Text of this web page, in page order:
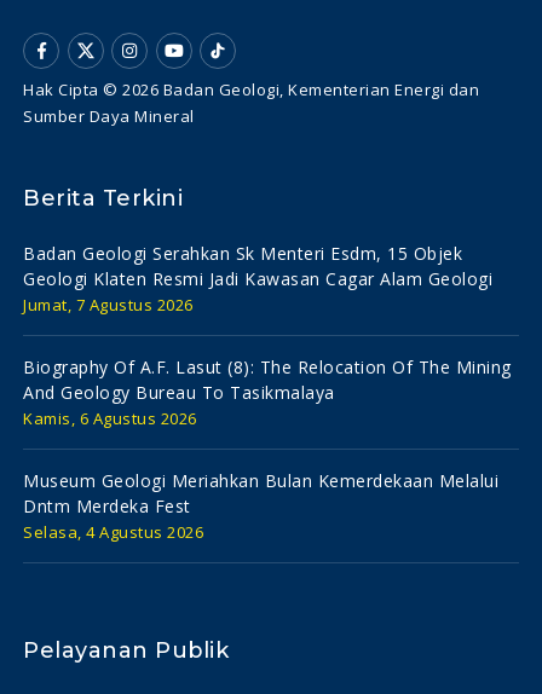
Hak Cipta © 2026 Badan Geologi, Kementerian Energi dan
Sumber Daya Mineral
Berita Terkini
Badan Geologi Serahkan Sk Menteri Esdm, 15 Objek
Geologi Klaten Resmi Jadi Kawasan Cagar Alam Geologi
Jumat, 7 Agustus 2026
Biography Of A.f. Lasut (8): The Relocation Of The Mining
And Geology Bureau To Tasikmalaya
Kamis, 6 Agustus 2026
Museum Geologi Meriahkan Bulan Kemerdekaan Melalui
Dntm Merdeka Fest
Selasa, 4 Agustus 2026
Pelayanan Publik